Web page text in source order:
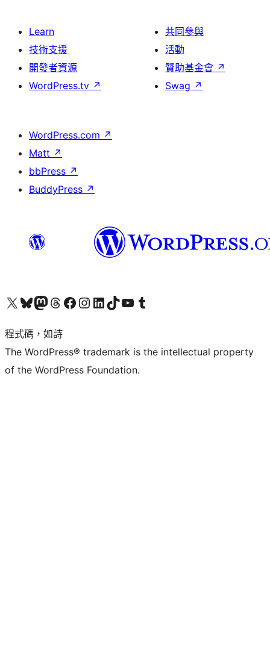
Learn
技術支援
開發者資源
WordPress.tv ↗
共同參與
活動
贊助基金會 ↗
Swag ↗
WordPress.com ↗
Matt ↗
bbPress ↗
BuddyPress ↗
查看我們的 X (之前的 Twitter) 帳號造訪我們的 Bluesky 帳號造訪我們的 Mastodon 帳號造訪我們的 Threads 帳號 造訪我們的 Facebook 粉絲專頁Visit our Instagram account
Visit our LinkedIn account
造訪我們的 TikTok 帳號Visit our YouTube channel
造訪我們的 Tumblr 帳號
程式碼，如詩
The WordPress® trademark is the intellectual property
of the WordPress Foundation.